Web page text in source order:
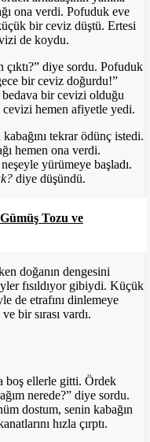
ona verdi. Pofuduk eve
bir ceviz düştü. Ertesi
de koydu.
çıktı?” diye sordu. Pofuduk
bir ceviz doğurdu!”
bedava bir cevizi olduğu
hemen afiyetle yedi.
tekrar ödünç istedi.
hemen ona verdi.
yürümeye başladı.
diye düşündü.
Gümüş Tozu ve
doğanın dengesini
fısıldıyor gibiydi. Küçük
de etrafını dinlemeye
bir sırası vardı.
boş ellerle gitti. Ördek
nerede?” diye sordu.
dostum, senin kabağın
hızla çırptı.